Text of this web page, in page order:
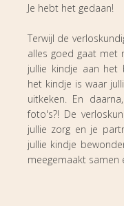
Je hebt het gedaan!
Terwijl de
alles goed gaat met
jullie kindje aan
het kindje is waar
uitkeken. En
foto's?! De
jullie zorg en je
jullie kindje
meegemaakt samen